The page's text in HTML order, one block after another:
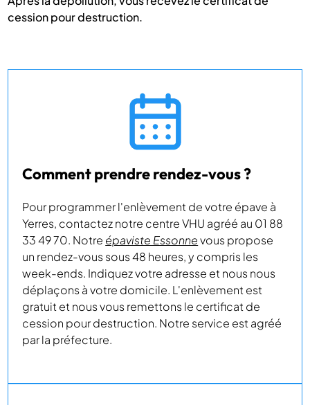
cession pour destruction.
Comment prendre rendez-vous ?
Pour programmer l'enlèvement de votre épave à
Yerres, contactez notre centre VHU agréé au 01 88
33 49 70. Notre épaviste Essonnevous propose
un rendez-vous sous 48 heures, y compris les
week-ends. Indiquez votre adresse et nous nous
déplaçons à votre domicile. L'enlèvement est
gratuit et nous vous remettons le certificat de
cession pour destruction. Notre service est agréé
par la préfecture.